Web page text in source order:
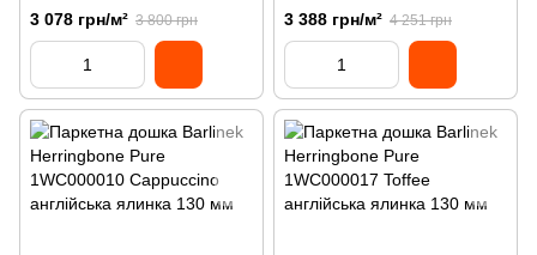
3 078 грн/м² 3 800 грн
Brown sugar англійська ялинка
3 388 грн/м² 4 251 грн